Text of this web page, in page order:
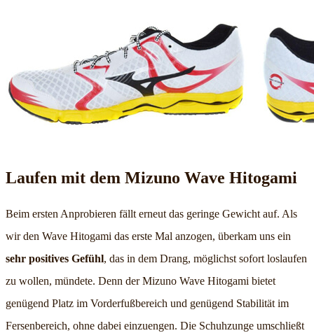
Laufen mit dem Mizuno Wave Hitogami
Beim ersten Anprobieren fällt erneut das geringe Gewicht auf. Als
wir den Wave Hitogami das erste Mal anzogen, überkam uns ein
sehr positives Gefühl, das in dem Drang, möglichst sofort loslaufen
zu wollen, mündete. Denn der Mizuno Wave Hitogami bietet
genügend Platz im Vorderfußbereich und genügend Stabilität im
Fersenbereich, ohne dabei einzuengen. Die Schuhzunge umschließt